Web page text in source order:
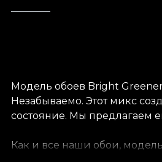
Модель обоев Bright
Незабываемо. Этот микс
состояние. Мы предлагаем
Как и все наши обои,